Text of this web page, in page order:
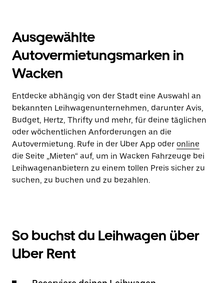
Ausgewählte
Autovermietungsmarken in
Wacken
Entdecke abhängig von der Stadt eine Auswahl an
bekannten Leihwagenunternehmen, darunter Avis,
Budget, Hertz, Thrifty und mehr, für deine täglichen
oder wöchentlichen Anforderungen an die
Autovermietung. Rufe in der Uber App oder online
die Seite „Mieten“ auf, um in Wacken Fahrzeuge bei
Leihwagenanbietern zu einem tollen Preis sicher zu
suchen, zu buchen und zu bezahlen.
So buchst du Leihwagen über
Uber Rent